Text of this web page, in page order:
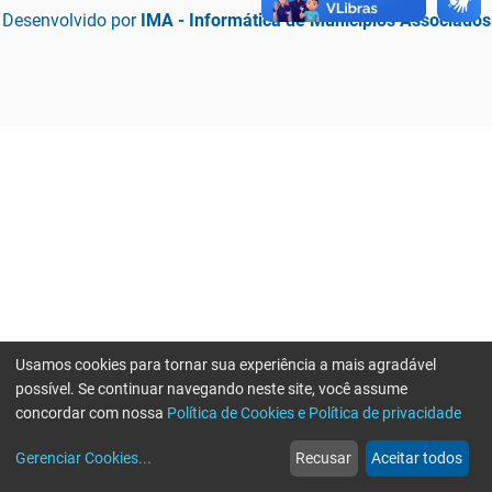
Desenvolvido por IMA - Informática de Municípios Associados
web
Notícias
more_horiz
Mais
Usamos cookies para tornar sua experiência a mais agradável
possível. Se continuar navegando neste site, você assume
concordar com nossa Política de Cookies e Política de privacidade
Gerenciar Cookies... Recusar Aceitar todos
Erro ao enviar informações, por favor tente novamente